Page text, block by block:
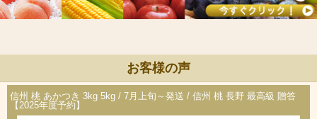
お客様の声
信州 桃 あかつき 3kg 5kg / 7月上旬～発送 / 信州 桃 長野 最高級 贈答
【2025年度予約】